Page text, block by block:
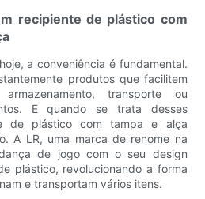
recipiente de plástico com
a conveniência é fundamental.
produtos que facilitem
transporte ou
E quando se trata desses
de plástico com tampa e alça
A LR, uma marca de renome na
de jogo com o seu design
plástico, revolucionando a forma
e transportam vários itens.